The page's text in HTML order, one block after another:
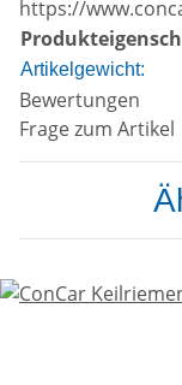
https://
Artikelgewicht:
Bewertungen
Frage zum Artikel